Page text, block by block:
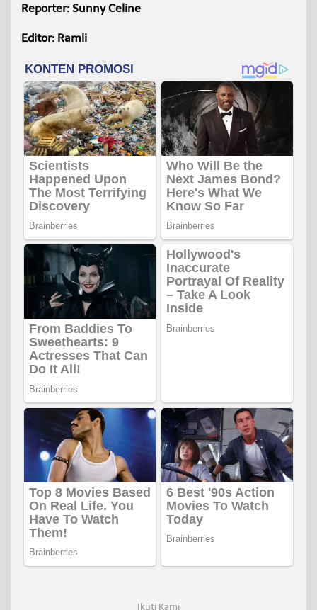
Reporter: Sunny Celine
Editor: Ramli
Ikuti Kami